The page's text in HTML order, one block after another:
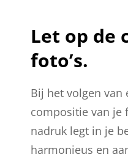
Let op de
foto’s.
Bij het volgen van
compositie van je
nadruk legt in je
harmonieus en